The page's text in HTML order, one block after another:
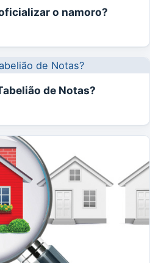
o namoro?
de Notas?